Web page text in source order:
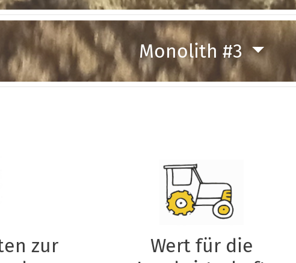
Monolith #3
zur
Wert für die